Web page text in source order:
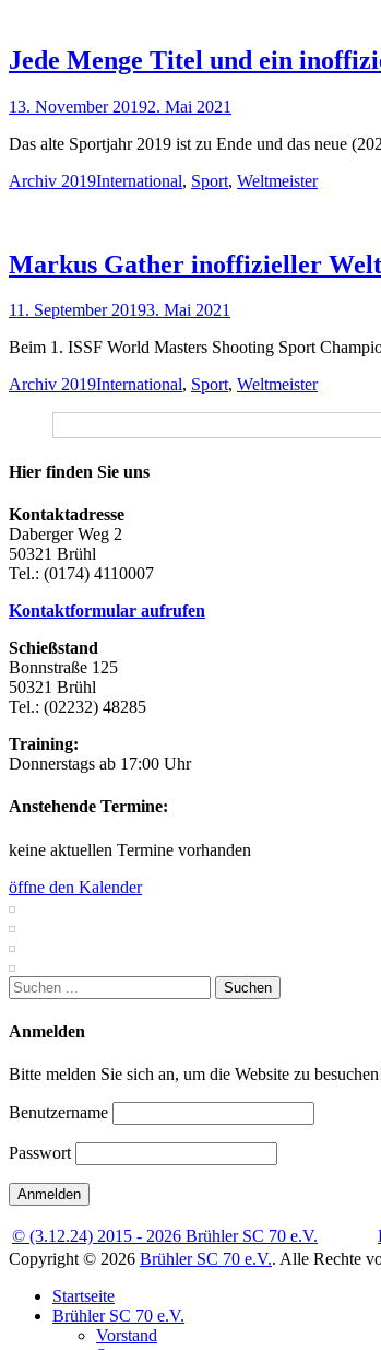
Jede Menge Titel und ein
Veröffentlicht
13. November 20192. Mai 2021
Das alte Sportjahr 2019 ist zu Ende und das neue
Kategorien
Archiv 2019Schlagworte
International, Sport, Weltmeister
Markus Gather inoffizieller
Veröffentlicht
11. September 20193. Mai 2021
Beim 1. ISSF World Masters Shooting Sport
Kategorien
Archiv 2019Schlagworte
International, Sport, Weltmeister
Hier finden Sie uns
Kontaktadresse
Daberger Weg 2
50321 Brühl
Tel.: (0174) 4110007
Kontaktformular aufrufen
Schießstand
Bonnstraße 125
50321 Brühl
Tel.: (02232) 48285
Training:
Donnerstags ab 17:00 Uhr
Anstehende Termine:
keine aktuellen Termine vorhanden
öffne den Kalender
Suchen
nach:
Anmelden
Bitte melden Sie sich an, um die Website zu
Benutzername
Passwort
© (3.12.24) 2015 - 2026 Brühler SC 70 e.V.
Copyright © 2026 Brühler SC 70 e.V.. Alle Rechte
oben
scrollen
Startseite
Brühler SC 70 e.V.
Vorstand